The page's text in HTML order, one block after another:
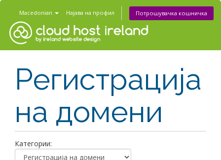
Macedonian Најава на профил Потрошувачка кошничка
Регистрација
на домени
Категории: